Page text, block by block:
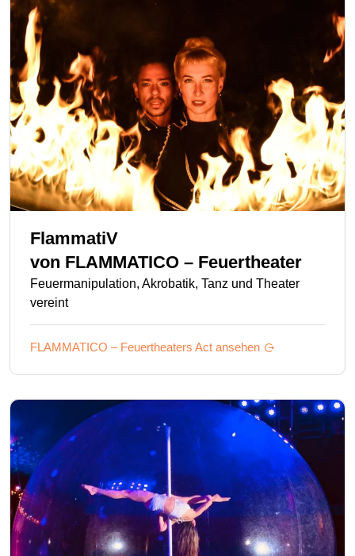
FlammatiV
von FLAMMATICO – Feuertheater
Feuermanipulation, Akrobatik, Tanz und Theater
vereint
FLAMMATICO – Feuertheaters Act ansehen